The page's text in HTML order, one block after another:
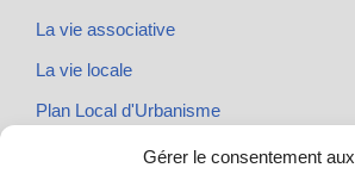
Gérer le consentement aux
La vie associative
La vie locale
Plan Local d'Urbanisme